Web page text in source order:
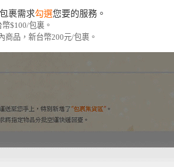
裹需求勾選您要的服務。
$100/包裏。
商品，新台幣200元/包裹。